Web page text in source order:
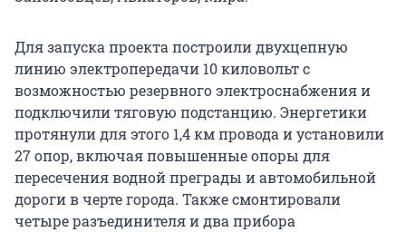
Для запуска проекта построили двухцепную
линию электропередачи 10 киловольт с
возможностью резервного электроснабжения и
подключили тяговую подстанцию. Энергетики
протянули для этого 1,4 км провода и установили
27 опор, включая повышенные опоры для
пересечения водной преграды и автомобильной
дороги в черте города. Также смонтировали
четыре разъединителя и два прибора